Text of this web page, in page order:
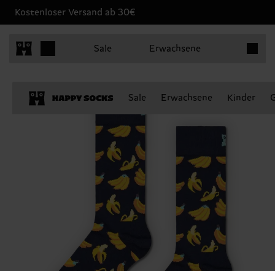
Kostenloser Versand ab 30€
Sale Erwachsene
Sale Erwachsene Kinder